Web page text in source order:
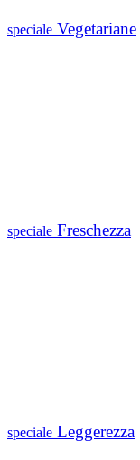
speciale Vegetariane
speciale Freschezza
speciale Leggerezza